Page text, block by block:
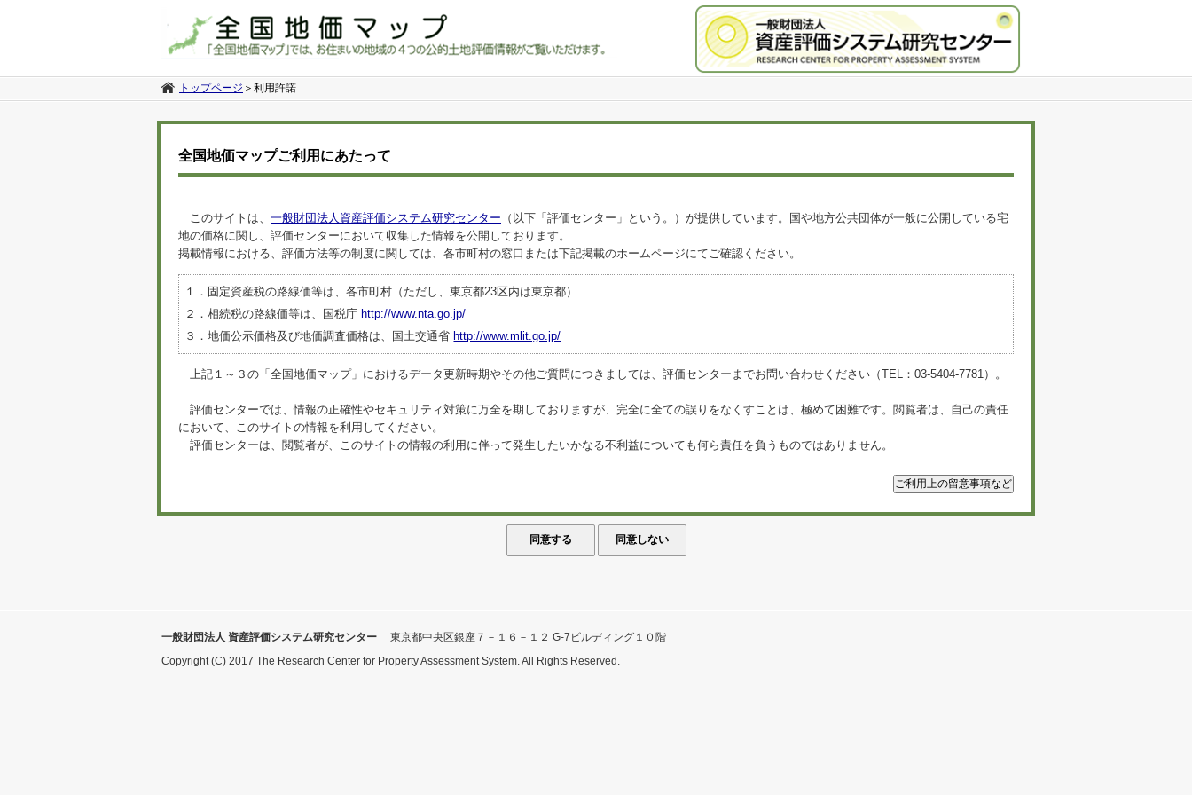
トップページ ＞ 利用許諾
全国地価マップご利用にあたって
このサイトは、 一般財団法人資産評価システム研究センター （以下「評価センター」という。）が提供しています。国や地方公共団体が一般に公開している宅
地の価格に関し、評価センターにおいて収集した情報を公開しております。
掲載情報における、評価方法等の制度に関しては、各市町村の窓口または下記掲載のホームページにてご確認ください。
１．固定資産税の路線価等は、各市町村（ただし、東京都23区内は東京都）
２．相続税の路線価等は、国税庁 http://www.nta.go.jp/
３．地価公示価格及び地価調査価格は、国土交通省 http://www.mlit.go.jp/
上記１～３の「全国地価マップ」におけるデータ更新時期やその他ご質問につきましては、評価センターまでお問い合わせください（TEL：03-5404-7781）。
評価センターでは、情報の正確性やセキュリティ対策に万全を期しておりますが、完全に全ての誤りをなくすことは、極めて困難です。閲覧者は、自己の責任
において、このサイトの情報を利用してください。
評価センターは、閲覧者が、このサイトの情報の利用に伴って発生したいかなる不利益についても何ら責任を負うものではありません。
一般財団法人 資産評価システム研究センター
東京都中央区銀座７－１６－１２ G-7ビルディング１０階
Copyright (C) 2017 The Research Center for Property Assessment System. All Rights Reserved.